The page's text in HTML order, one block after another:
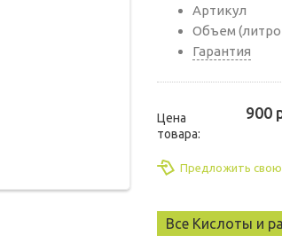
Артикул
Объем
Гарантия
Цена
товара:
900
Предложить свою
Все Кислоты и